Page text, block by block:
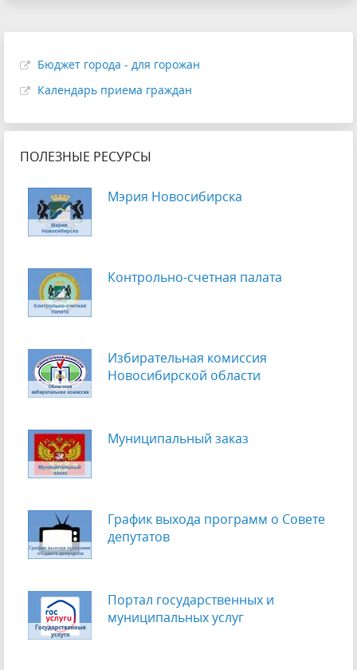
Бюджет города - для горожан
Календарь приема граждан
ПОЛЕЗНЫЕ РЕСУРСЫ
Мэрия Новосибирска
Контрольно-счетная палата
Избирательная комиссия
Новосибирской области
Муниципальный заказ
График выхода программ о Cовете
депутатов
Портал государственных и
муниципальных услуг